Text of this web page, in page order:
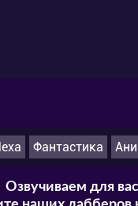
Фантастика
Озвучиваем для